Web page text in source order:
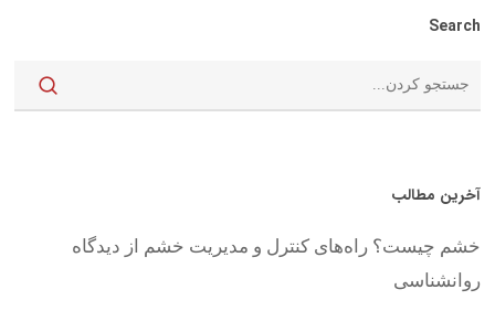
Search
آخرین مطالب
خشم چیست؟ راه‌های کنترل و مدیریت خشم از دیدگاه
روانشناسی